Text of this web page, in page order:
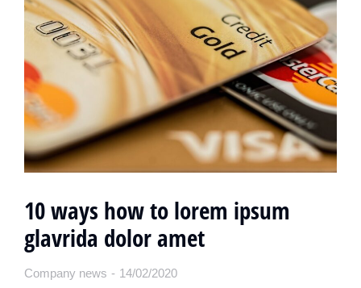
10 ways how to lorem ipsum
glavrida dolor amet
Company news 14/02/2020